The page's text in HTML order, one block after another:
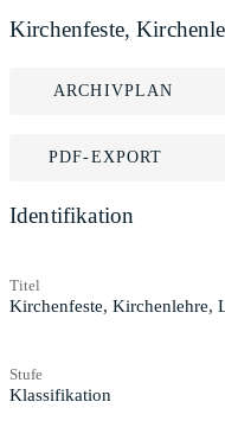
Kirchenfeste,
ARCHIVPLAN
PDF-EXPORT
Identifikation
Titel
Kirchenfeste, Kirchenlehre,
Stufe
Klassifikation